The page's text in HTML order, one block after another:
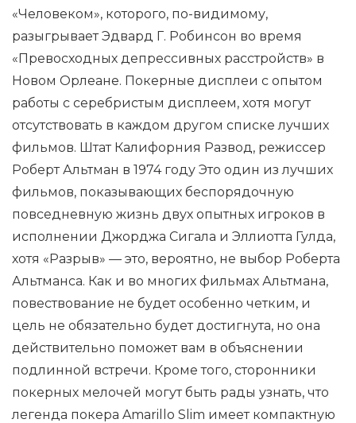
«Человеком», которого, по-видимому,
разыгрывает Эдвард Г. Робинсон во время
«Превосходных депрессивных расстройств» в
Новом Орлеане. Покерные дисплеи с опытом
работы с серебристым дисплеем, хотя могут
отсутствовать в каждом другом списке лучших
фильмов. Штат Калифорния Развод, режиссер
Роберт Альтман в 1974 году Это один из лучших
фильмов, показывающих беспорядочную
повседневную жизнь двух опытных игроков в
исполнении Джорджа Сигала и Эллиотта Гулда,
хотя «Разрыв» — это, вероятно, не выбор Роберта
Альтманса. Как и во многих фильмах Альтмана,
повествование не будет особенно четким, и
цель не обязательно будет достигнута, но она
действительно поможет вам в объяснении
подлинной встречи. Кроме того, сторонники
покерных мелочей могут быть рады узнать, что
легенда покера Amarillo Slim имеет компактную